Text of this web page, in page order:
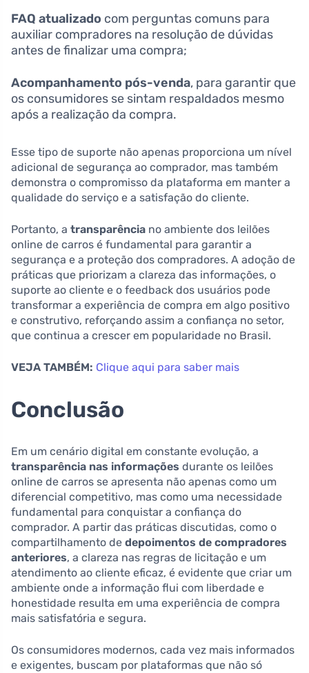
FAQ atualizado com perguntas comuns para
auxiliar compradores na resolução de dúvidas
antes de finalizar uma compra;
Acompanhamento pós-venda, para garantir que
os consumidores se sintam respaldados mesmo
após a realização da compra.
Esse tipo de suporte não apenas proporciona um nível
adicional de segurança ao comprador, mas também
demonstra o compromisso da plataforma em manter a
qualidade do serviço e a satisfação do cliente.
Portanto, a transparência no ambiente dos leilões
online de carros é fundamental para garantir a
segurança e a proteção dos compradores. A adoção de
práticas que priorizam a clareza das informações, o
suporte ao cliente e o feedback dos usuários pode
transformar a experiência de compra em algo positivo
e construtivo, reforçando assim a confiança no setor,
que continua a crescer em popularidade no Brasil.
VEJA TAMBÉM: Clique aqui para saber mais
Conclusão
Em um cenário digital em constante evolução, a
transparência nas informações durante os leilões
online de carros se apresenta não apenas como um
diferencial competitivo, mas como uma necessidade
fundamental para conquistar a confiança do
comprador. A partir das práticas discutidas, como o
compartilhamento de depoimentos de compradores
anteriores, a clareza nas regras de licitação e um
atendimento ao cliente eficaz, é evidente que criar um
ambiente onde a informação flui com liberdade e
honestidade resulta em uma experiência de compra
mais satisfatória e segura.
Os consumidores modernos, cada vez mais informados
e exigentes, buscam por plataformas que não só